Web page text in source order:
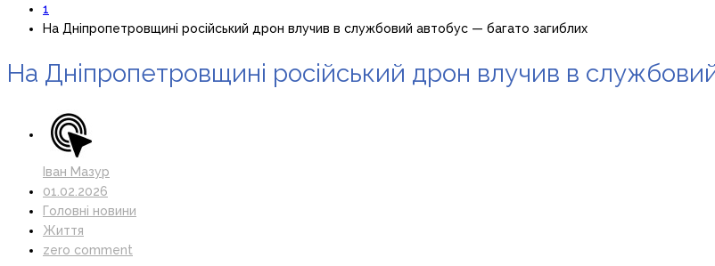
1
На Дніпропетровщині російський дрон влучив в службовий автобус — багато загиблих
На Дніпропетровщині російський дрон влучив в
Іван Мазур
01.02.2026
Головні новини
Життя
zero comment